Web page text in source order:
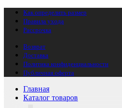
Как определить размер
Правила ухода
Рассрочка
Возврат
Доставка
Политика конфиденциальности
Публичная оферта
Главная
Каталог товаров